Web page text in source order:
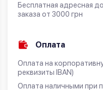
Бесплатная адресная
заказа от 3000 грн
Оплата
Оплата на
реквизиты IBAN)
Оплата наличными при